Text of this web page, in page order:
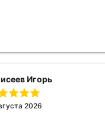
Игорь
2026